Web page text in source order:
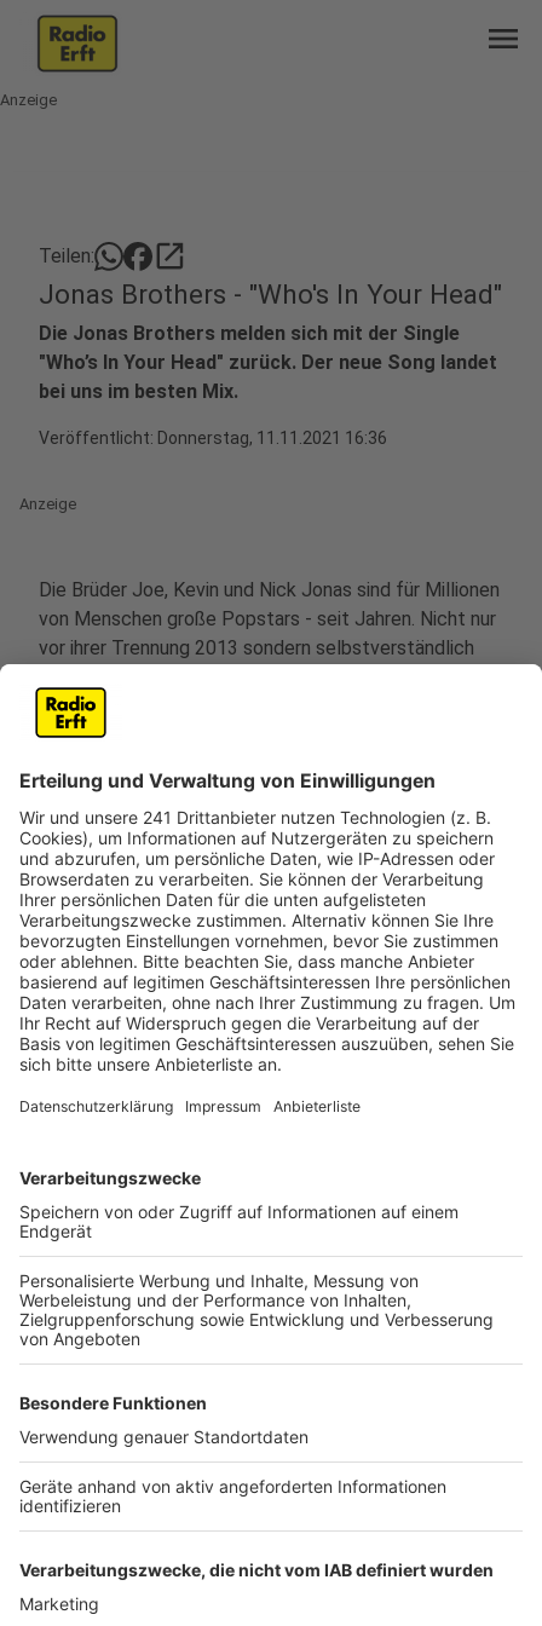
menu
Anzeige
Teilen: open_in_new
Jonas Brothers - "Who's In Your Head"
Die Jonas Brothers melden sich mit der Single
"Who’s In Your Head" zurück. Der neue Song landet
bei uns im besten Mix.
Veröffentlicht: Donnerstag, 11.11.2021 16:36
Anzeige
Die Brüder Joe, Kevin und Nick Jonas sind für Millionen
von Menschen große Popstars - seit Jahren. Nicht nur
vor ihrer Trennung 2013 sondern selbstverständlich
eine neue Single auf den markt gebracht. Das Trio hat
mit mehr als 17 Millionen verkaufte Alben und über 1
Popstars längst untermauert. Zuletzt beeindruckte
die Band ihre Fans mit "Leave Before You Love Me",
eine Single, die in Kollaboration mit "Marshmello"
entstand.
Mit "Who’s In Your Head" folgt nun der nächste
potentielle Hit der Brüder. Zu hören bei uns im besten
Mix.
Anzeige
Zustimmung, um den YouTube
Video-Service zu laden!
Wir verwenden einen Service eines
Drittanbieters, um Videoinhalte
einzubetten. Dieser Service kann
sammeln. Bitte lesen Sie die
Details durch und stimmen Sie der
Nutzung des Service zu, um dieses
Video anzusehen.
Akzeptieren
Die Jonas Brothers melden sich mit der Single "Who’s
In Your Head" zurück.
Anzeige